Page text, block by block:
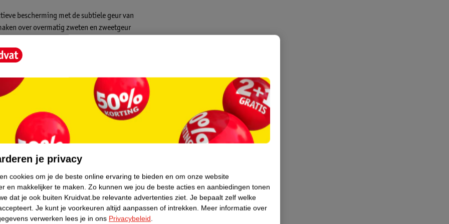
bescherming met de subtiele geur van
over overmatig zweten en zweetgeur
Spray:
van je droge en gereinigde oksel.
je privacy
cookies om je de beste online ervaring te bieden en om onze website
en makkelijker te maken. Zo kunnen we jou de beste acties en aanbiedingen tonen
dat je ook buiten Kruidvat.be relevante advertenties ziet. Je bepaalt zelf welke
Je kunt je voorkeuren altijd aanpassen of intrekken. Meer informatie over
verwerken lees je in ons Privacybeleid.